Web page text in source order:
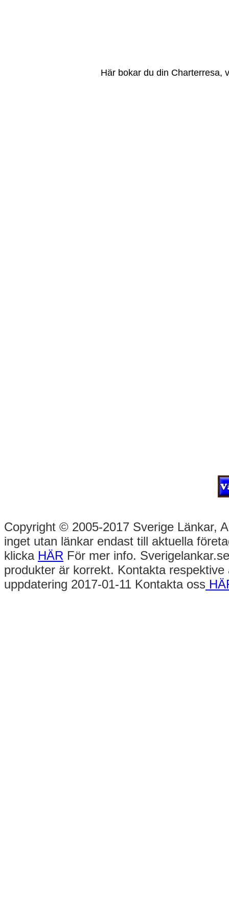
Här bokar du din Charterresa,
Copyright © 2005-2017 Sverige Länkar,
inget utan länkar endast till aktuella
klicka HÄR För mer info.
produkter är korrekt. Kontakta
uppdatering 2017-01-11 Kontakta oss